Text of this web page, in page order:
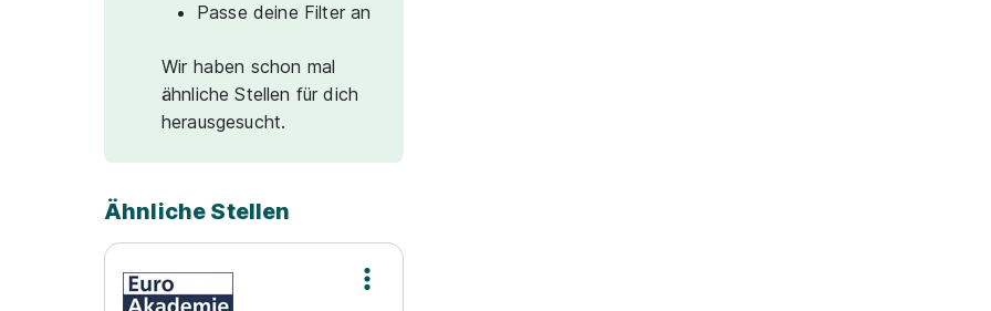
Passe deine Filter an
Wir haben schon mal
ähnliche Stellen für dich
herausgesucht.
Ähnliche Stellen